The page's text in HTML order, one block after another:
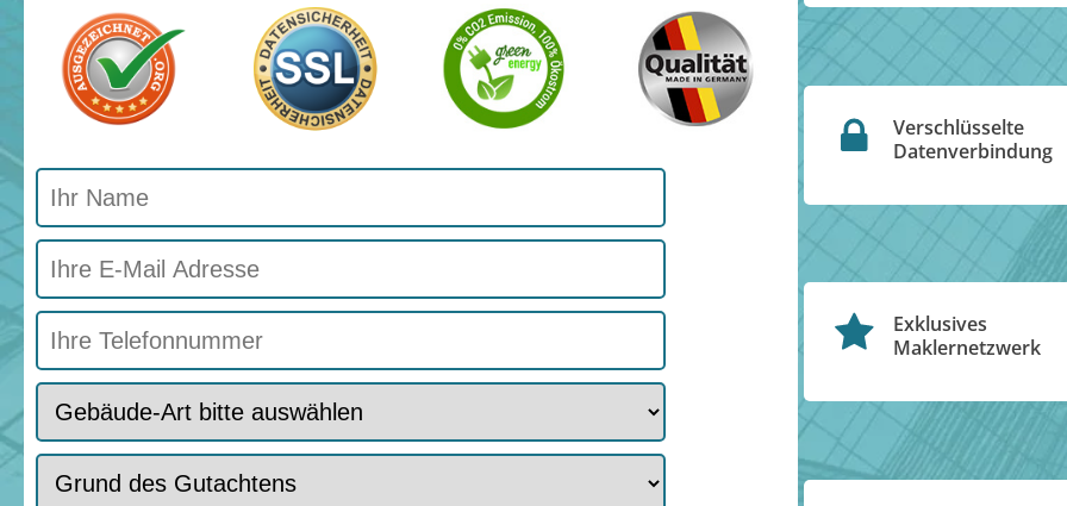
Verschlüsselte
Datenverbindung
Exklusives
Maklernetzwerk